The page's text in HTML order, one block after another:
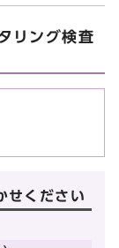
リング検査
せください